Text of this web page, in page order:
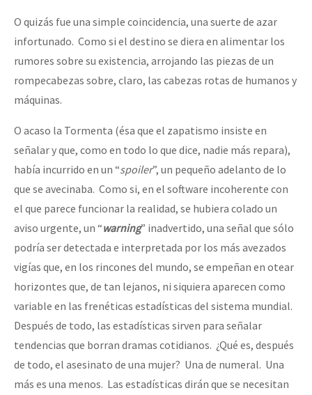
O quizás fue una simple coincidencia, una suerte de azar
infortunado. Como si el destino se diera en alimentar los
rumores sobre su existencia, arrojando las piezas de un
rompecabezas sobre, claro, las cabezas rotas de humanos y
máquinas.
O acaso la Tormenta (ésa que el zapatismo insiste en
señalar y que, como en todo lo que dice, nadie más repara),
había incurrido en un “spoiler”, un pequeño adelanto de lo
que se avecinaba. Como si, en el software incoherente con
el que parece funcionar la realidad, se hubiera colado un
aviso urgente, un “warning” inadvertido, una señal que sólo
podría ser detectada e interpretada por los más avezados
vigías que, en los rincones del mundo, se empeñan en otear
horizontes que, de tan lejanos, ni siquiera aparecen como
variable en las frenéticas estadísticas del sistema mundial.
Después de todo, las estadísticas sirven para señalar
tendencias que borran dramas cotidianos. ¿Qué es, después
de todo, el asesinato de una mujer? Una de numeral. Una
más es una menos. Las estadísticas dirán que se necesitan